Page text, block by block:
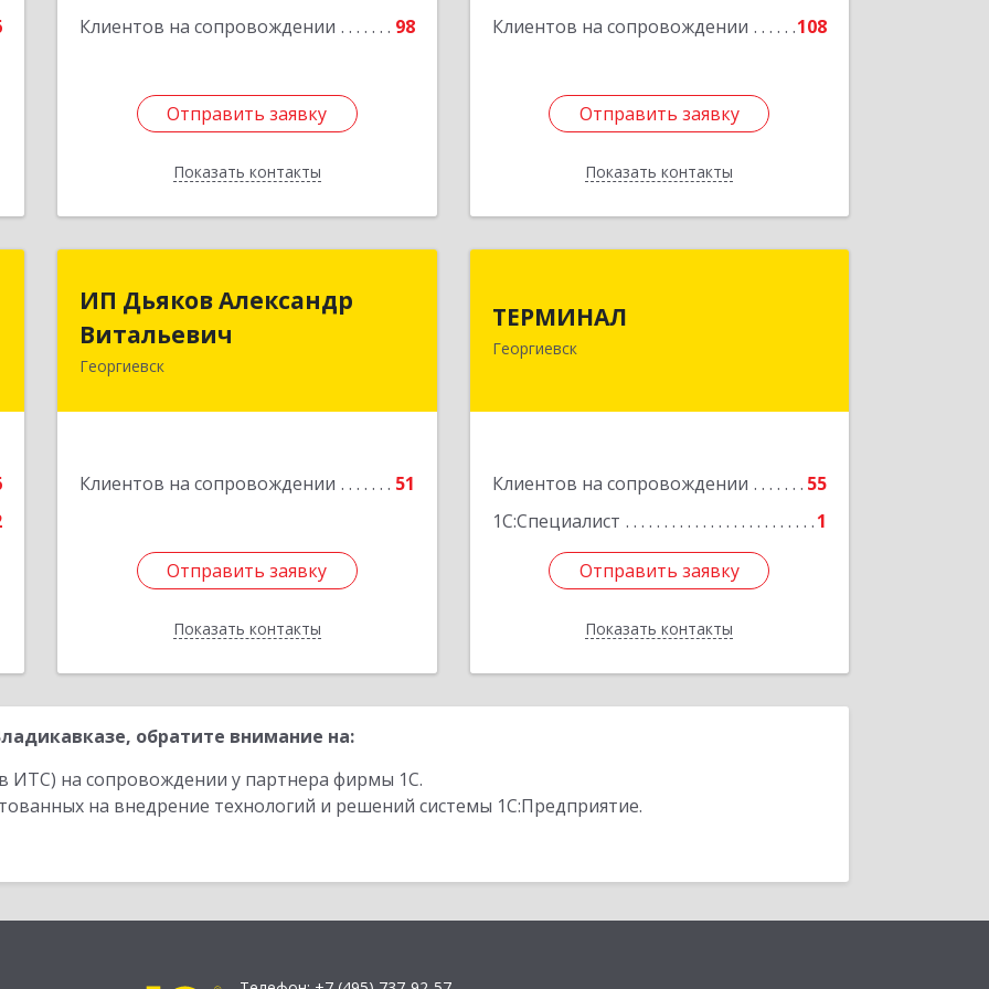
Клиентов на сопровождении 98
Отправить заявку
Показать контакты
Подробнее
Отправить заявку
Назад
Клиентов на сопровождении 108
Отправить заявку
Показать контакты
Отправить заявку
Назад
ИП Дьяков Александр
Витальевич
Георгиевск
Клиентов на сопровождении 51
Отправить заявку
Показать контакты
Витальевич
Отправить заявку
Назад
ТЕРМИНАЛ
Георгиевск
Клиентов на сопровождении
55
1С:Специалист
1
Отправить заявку
Показать контакты
Георгиевск г, Калинина ул, дом № 109
Подробнее
Отправить заявку
Назад
обратите внимание на:
ИТС) на сопровождении у партнера фирмы 1С.
на внедрение технологий и решений системы 1С:Предприятие.